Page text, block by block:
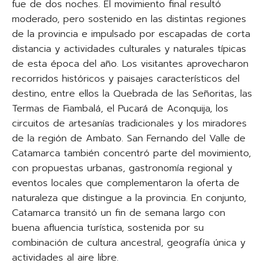
fue de dos noches. El movimiento final resultó
moderado, pero sostenido en las distintas regiones
de la provincia e impulsado por escapadas de corta
distancia y actividades culturales y naturales típicas
de esta época del año. Los visitantes aprovecharon
recorridos históricos y paisajes característicos del
destino, entre ellos la Quebrada de las Señoritas, las
Termas de Fiambalá, el Pucará de Aconquija, los
circuitos de artesanías tradicionales y los miradores
de la región de Ambato. San Fernando del Valle de
Catamarca también concentró parte del movimiento,
con propuestas urbanas, gastronomía regional y
eventos locales que complementaron la oferta de
naturaleza que distingue a la provincia. En conjunto,
Catamarca transitó un fin de semana largo con
buena afluencia turística, sostenida por su
combinación de cultura ancestral, geografía única y
actividades al aire libre.